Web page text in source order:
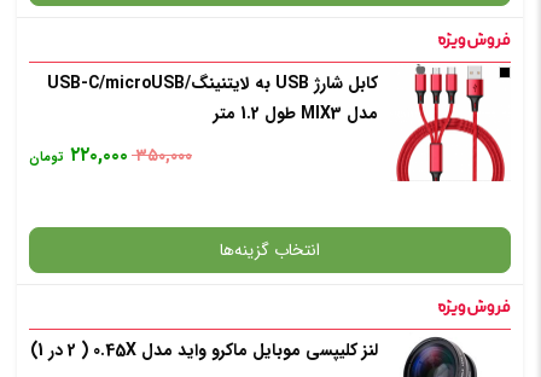
✧ چت با پشتیبان واتس آپ
گارانتی
انتخاب رنگ : سفید
کابل شارژ USB به لایتنینگ/USB-C/microUSB
مدل MIX3 طول 1.2 متر
۳۵۰,۰۰۰ ۲۲۰,۰۰۰ تومان
انتخاب گزینه‌ها
گارانتی لنز کلیپسی موبایل ماکرو واید مدل 0.45X ( 2 در 1)